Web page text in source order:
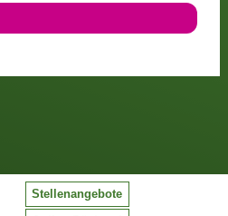
Stellenangebote